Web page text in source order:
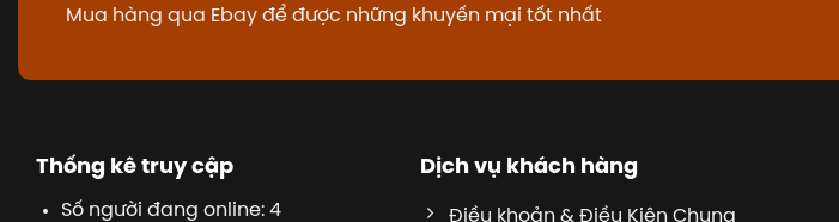
Mua hàng qua Ebay để được những khuyến mại tốt nhất
Thống kê truy cập
Số người đang online: 4
Dịch vụ khách hàng
Điều khoản & Điều Kiện Chung